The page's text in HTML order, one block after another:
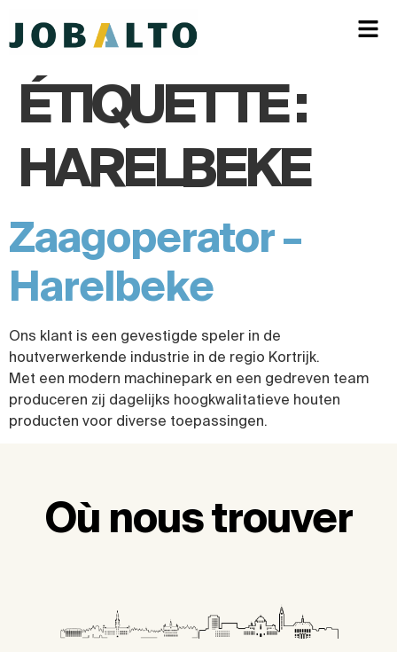
ÉTIQUETTE :
HARELBEKE
Zaagoperator –
Harelbeke
Ons klant is een gevestigde speler in de
houtverwerkende industrie in de regio Kortrijk.
Met een modern machinepark en een gedreven team
produceren zij dagelijks hoogkwalitatieve houten
producten voor diverse toepassingen.
Où nous trouver